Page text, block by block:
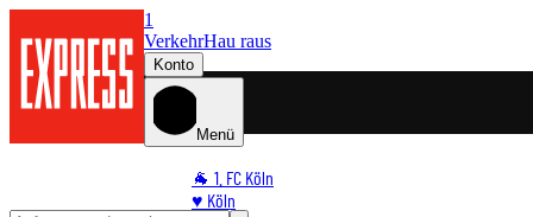
1
VerkehrHau raus
Konto
Menü
🐐 1. FC Köln
♥️ Köln